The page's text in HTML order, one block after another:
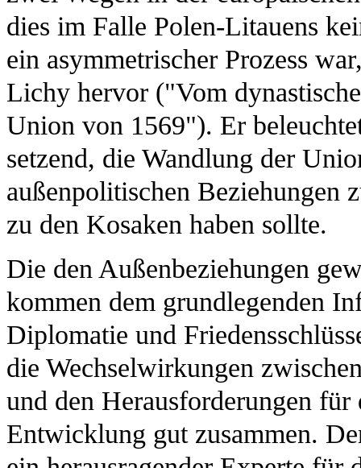
dies im Falle Polen-Litauens
ein asymmetrischer Prozess
Lichy hervor ("Vom
Union von 1569"). Er
setzend, die Wandlung der
außenpolitischen Beziehungen
zu den Kosaken haben sollte.
Die den Außenbeziehungen
kommen dem grundlegenden
Diplomatie und
die Wechselwirkungen
und den Herausforderungen
Entwicklung gut zusammen.